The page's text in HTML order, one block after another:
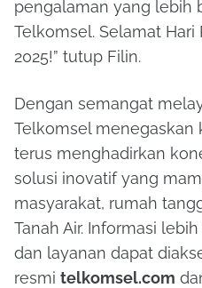
pengalaman yang lebih
Telkomsel. Selamat
2025!” tutup Filin.
Dengan semangat
Telkomsel
terus menghadirkan
solusi inovatif yang
masyarakat, rumah
Tanah Air. Informasi
dan layanan dapat
resmi telkomsel.com